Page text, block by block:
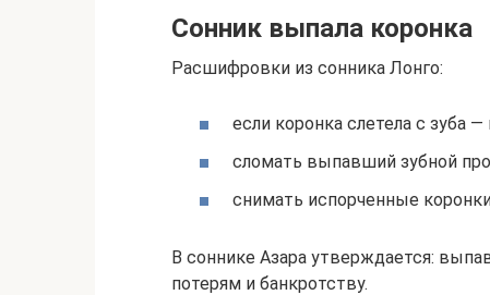
Сонник выпала коронка
Расшифровки из сонника Лонго:
если коронка слетела с зуба —
сломать выпавший зубной
снимать испорченные
В соннике Азара утверждается:
потерям и банкротству.